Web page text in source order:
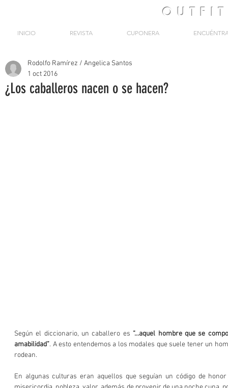
OUTFIT
INICIO REVISTA CUPONERA
¿Los caballeros nacen o se hacen?
Rodolfo Ramírez / Angelica Santos
1 oct 2016
Según el diccionario, un caballero es “…aquel hombre que se
amabilidad”. A esto entendemos a los modales que suele tener un
rodean.
En algunas culturas eran aquellos que seguían un código de